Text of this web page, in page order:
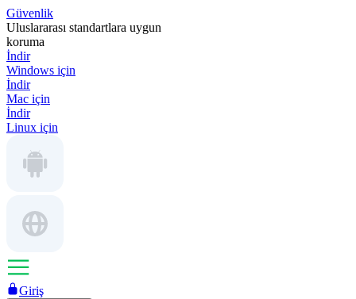
Güvenlik
Uluslararası standartlara uygun
koruma
İndir
Windows için
İndir
Mac için
İndir
Linux için
Giriş